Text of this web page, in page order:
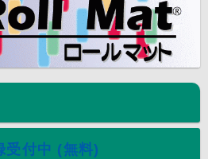
受付中 (無料)